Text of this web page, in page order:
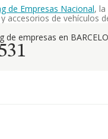
de Empresas Nacional,
accesorios de vehículos
de empresas en